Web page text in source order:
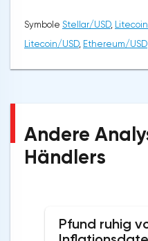
Symbole Stellar/USD,
Litecoin/USD, Ethereum/USD
Andere
Händlers
Pfund ruhig